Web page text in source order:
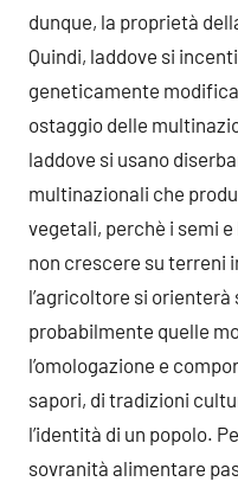
dunque, la proprietà
Quindi, laddove si
geneticamente
ostaggio delle
laddove si usano
multinazionali che
vegetali, perchè i semi
non crescere su terreni
l’agricoltore si
probabilmente quelle
l’omologazione e
sapori, di tradizioni
l’identità di un popolo.
sovranità alimentare